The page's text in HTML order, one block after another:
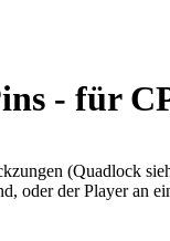
- für
(Quadlock
oder der Player an